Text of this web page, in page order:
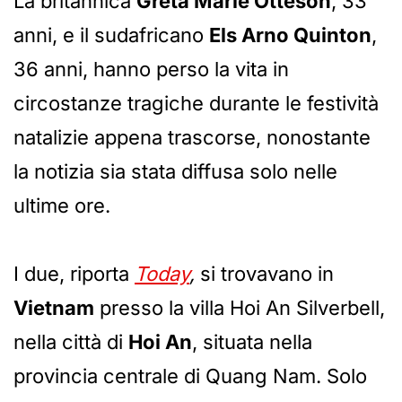
anni, e il sudafricano Els Arno Quinton,
36 anni, hanno perso la vita in
circostanze tragiche durante le festività
natalizie appena trascorse, nonostante
la notizia sia stata diffusa solo nelle
ultime ore.
I due, riporta Today, si trovavano in
Vietnam presso la villa Hoi An Silverbell,
nella città di Hoi An, situata nella
provincia centrale di Quang Nam. Solo